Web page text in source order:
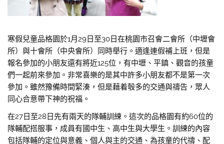
寒假兒童品格園於1月29日至30日在桃園市召會二會所（中壢會
所）與十會所（中央會所）同時舉行。適逢連假補上班，但是
報名參加的小朋友還有將近125位，有中壢、平鎮、觀音的孩童
們一起前來參加。非常喜樂的是其中許多小朋友都不是第一次
參加。雖然豫備時間緊湊，但是藉着彀多的交通與禱告，眾人
同心合意帶下神的祝福。
在27日至28日先有兩天的隊輔訓練。這次的品格園有約60位的
隊輔配搭服事，成員有國中生、高中生與大學生。訓練的內容
包括隊輔的定位與意義、個人與主的交通、為孩童的代禱、配